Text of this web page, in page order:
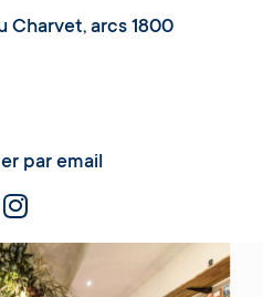
Charvet, arcs 1800
par email